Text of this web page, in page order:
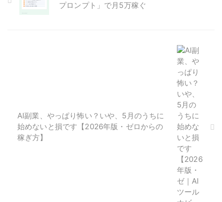
プロンプト」で月5万稼ぐ
AI副業、やっぱり怖い？いや、5月のうちに
始めないと損です【2026年版・ゼロからの
稼ぎ方】